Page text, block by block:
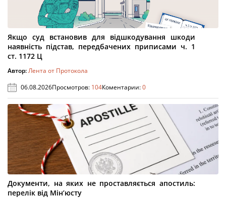
Якщо суд встановив для відшкодування шкоди
наявність підстав, передбачених приписами ч. 1
ст. 1172 Ц
Автор:Лента от Протокола
06.08.2026Просмотров: 104Коментарии:0
Документи, на яких не проставляється апостиль:
перелік від Мін’юсту